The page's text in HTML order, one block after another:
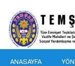
ANASAYFA